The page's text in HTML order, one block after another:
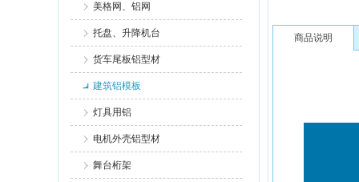
美格网、铝网
托盘、升降机台
货车尾板铝型材
建筑铝模板
灯具用铝
电机外壳铝型材
舞台桁架
商品说明